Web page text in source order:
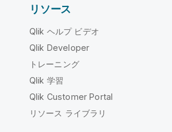
リソース
Qlik ヘルプ ビデオ
Qlik Developer
トレーニング
Qlik 学習
Qlik Customer Portal
リソース ライブラリ